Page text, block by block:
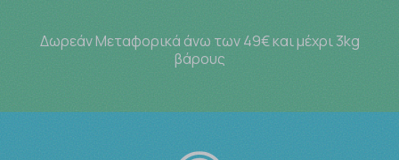
Δωρεάν Μεταφορικά άνω των 49€ και μέχρι 3kg
βάρους